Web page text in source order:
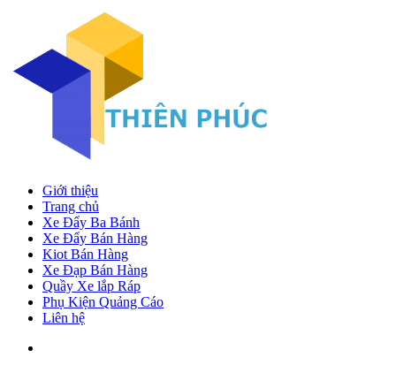
Giới thiệu
Trang chủ
Xe Đẩy Ba Bánh
Xe Đẩy Bán Hàng
Kiot Bán Hàng
Xe Đạp Bán Hàng
Quầy Xe lắp Ráp
Phụ Kiện Quảng Cáo
Liên hệ